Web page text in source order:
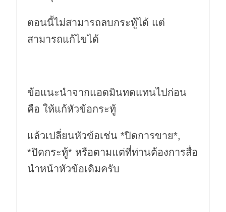
ตอนนี้ไม่สามารถลบกระทู้ได้ แต่
สามารถแก้ไขได้
ข้อแนะนำจากแอดมินทดแทนไปก่อน
คือ ให้แก้หัวข้อกระทู้
แล้วเปลี่ยนหัวข้อเช่น *ปิดการขาย*,
*ปิดกระทู้* หรือตามแต่ที่ท่านต้องการสื่อ
นำหน้าหัวข้อเดิมครับ